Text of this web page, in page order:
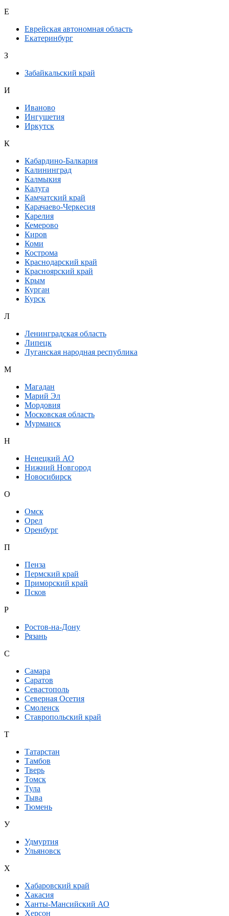
Е
Еврейская автономная область
Екатеринбург
З
Забайкальский край
И
Иваново
Ингушетия
Иркутск
К
Кабардино-Балкария
Калининград
Калмыкия
Калуга
Камчатский край
Карачаево-Черкесия
Карелия
Кемерово
Киров
Коми
Кострома
Краснодарский край
Красноярский край
Крым
Курган
Курск
Л
Ленинградская область
Липецк
Луганская народная республика
М
Магадан
Марий Эл
Мордовия
Московская область
Мурманск
Н
Ненецкий АО
Нижний Новгород
Новосибирск
О
Омск
Орел
Оренбург
П
Пенза
Пермский край
Приморский край
Псков
Р
Ростов-на-Дону
Рязань
С
Самара
Саратов
Севастополь
Северная Осетия
Смоленск
Ставропольский край
Т
Татарстан
Тамбов
Тверь
Томск
Тула
Тыва
Тюмень
У
Удмуртия
Ульяновск
Х
Хабаровский край
Хакасия
Ханты-Мансийский АО
Херсон